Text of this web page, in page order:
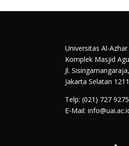
Universitas Al-
Komplek Masjid
Jl.
Jakarta Selatan
Telp: (021) 727
E-Mail: